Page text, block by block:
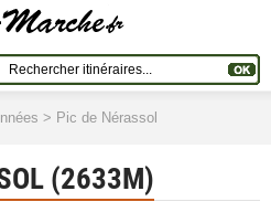
> Pic de Nérassol
(2633M)